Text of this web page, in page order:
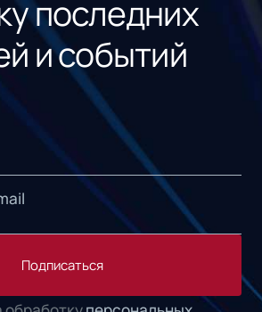
последних
и событий
Подписаться